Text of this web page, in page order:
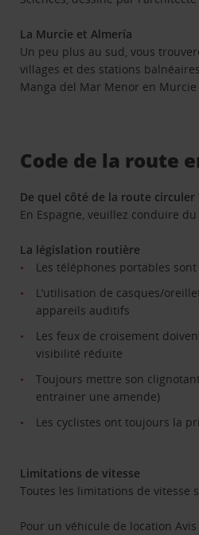
La Murcie et Almería
Un peu plus au sud, vous
villages et des stations
Manga del Mar Menor en
Code de la route
De quel côté de la route circuler
En Espagne, veuillez conduire
La législation routière
Les téléphones portables
L’utilisation de casques/
appareils auditifs
Les feux de croisement
visibilité réduite
Toujours mettre son
entrainer une amende)
Les cyclistes ont toujours la
Limitations de vitesse
Toutes les limitations de vitesse
Pour un véhicule de location